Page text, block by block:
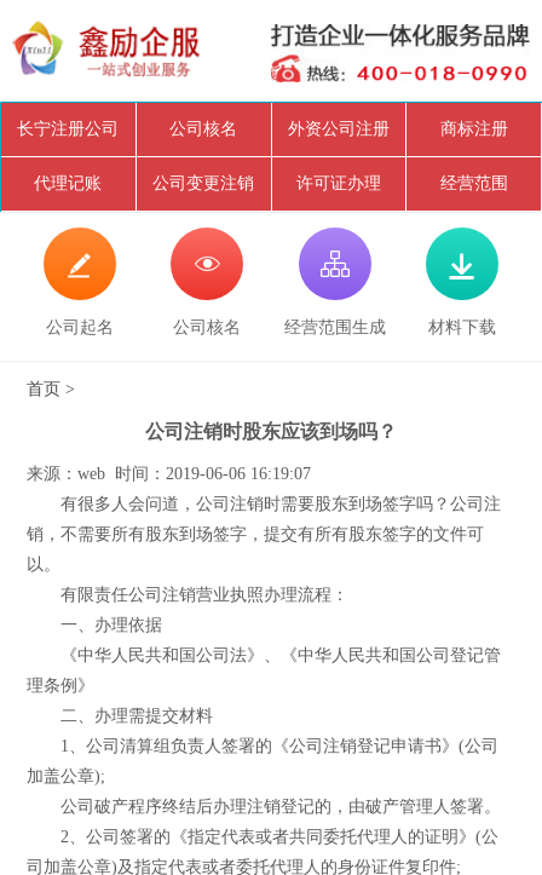
长宁注册公司 公司核名 外资公司注册 商标注册
代理记账 公司变更注销 许可证办理 经营范围

公司起名

公司核名

经营范围生成

材料下载
首页 >
公司注销时股东应该到场吗？
来源：web 时间：2019-06-06 16:19:07
有很多人会问道，公司注销时需要股东到场签字吗？公司注
销，不需要所有股东到场签字，提交有所有股东签字的文件可
以。
有限责任公司注销营业执照办理流程：
一、办理依据
《中华人民共和国公司法》、《中华人民共和国公司登记管
理条例》
二、办理需提交材料
1、公司清算组负责人签署的《公司注销登记申请书》(公司
加盖公章);
公司破产程序终结后办理注销登记的，由破产管理人签署。
2、公司签署的《指定代表或者共同委托代理人的证明》(公
司加盖公章)及指定代表或者委托代理人的身份证件复印件;